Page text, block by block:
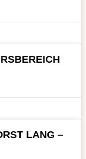
LANG –